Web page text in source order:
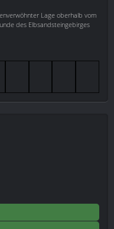
Lage oberhalb vom
des Elbsandsteingebirges